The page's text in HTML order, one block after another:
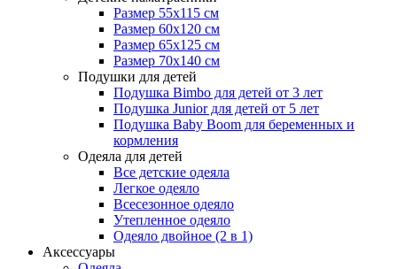
Размер 55x115 см
Размер 60x120 см
Размер 65x125 см
Размер 70x140 см
Подушки для детей
Подушка Bimbo для детей от 3 лет
Подушка Junior для детей от 5 лет
Подушка Baby Boom для беременных и
кормления
Одеяла для детей
Все детские одеяла
Легкое одеяло
Всесезонное одеяло
Утепленное одеяло
Одеяло двойное (2 в 1)
Аксессуары